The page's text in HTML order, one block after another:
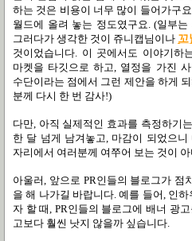
하는 것은 비용이 너무 많이 들어가구
월드에 올려 놓는 정도였구요. (일부
그러다가 생각한 것이 쥬니캡님이나 꼬
것이었습니다. 이 곳에서도 이야기하
마켓을 타깃으로 하고, 열정을 가진
수단이라는 점에서 그런 제안을 하게
분께 다시 한 번 감사!)
다만, 아직 실제적인 효과를 측정하기
한 달 넘게 남겨놓고, 마감이 되었으
자리에서 여러분께 여쭈어 보는 것이
아울러, 앞으로 PR인들의 블로그가 점
을 해 나가길 바랍니다. 예를 들어, 인
자 할 때, PR인들의 블로그에 배너 광
고보다 훨씬 낫지 않을까 싶습니다.